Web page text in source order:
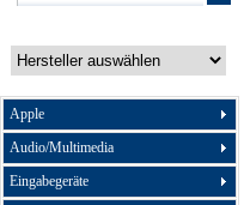
Apple
Audio/Multimedia
Eingabegeräte